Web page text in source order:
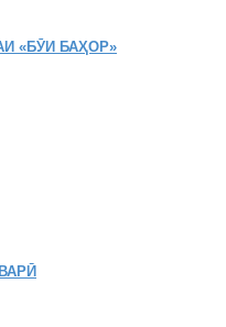
«БӮИ БАҲОР»